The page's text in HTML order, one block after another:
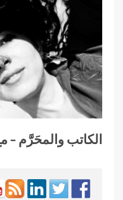
الكاتب والمحَرَّم –